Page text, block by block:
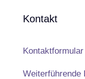
Kontakt
Kontaktformular
Weiterführende